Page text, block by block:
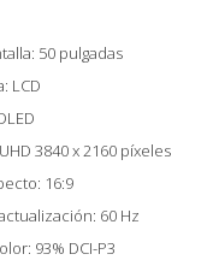
50 pulgadas
LCD
3840 x 2160 píxeles
16:9
60 Hz
93% DCI-P3